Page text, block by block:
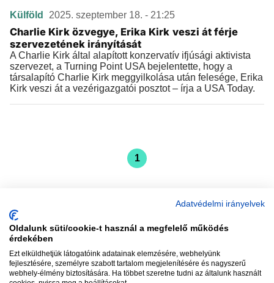
Külföld 2025. szeptember 18. - 21:25
Charlie Kirk özvegye, Erika Kirk veszi át férje
szervezetének irányítását
A Charlie Kirk által alapított konzervatív ifjúsági aktivista
szervezet, a Turning Point USA bejelentette, hogy a
társalapító Charlie Kirk meggyilkolása után felesége, Erika
Kirk veszi át a vezérigazgatói posztot – írja a USA Today.
1
Szerkesztőség:szerk@vadhajtasok.hu
Adatvédelmi irányelvek
Oldalunk süti/cookie-t használ a megfelelő működés
érdekében
Ezt elküldhetjük látogatóink adatainak elemzésére, webhelyünk
fejlesztésére, személyre szabott tartalom megjelenítésére és nagyszerű
webhely-élmény biztosítására. Ha többet szeretne tudni az általunk használt